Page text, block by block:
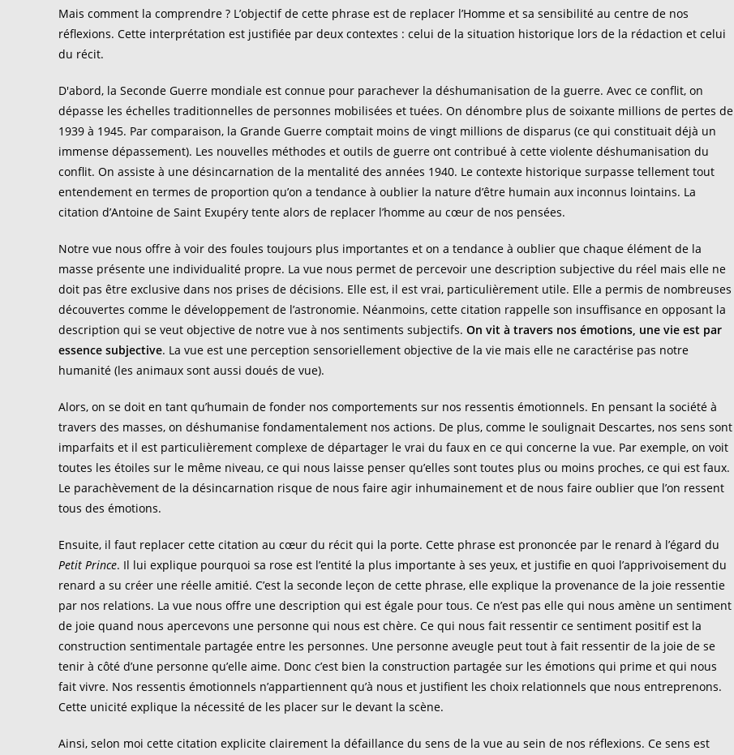
Mais comment la comprendre ? L’objectif de cette phrase est de replacer l’Homme et sa sensibilité au centre de nos
réflexions. Cette interprétation est justifiée par deux contextes : celui de la situation historique lors de la rédaction et celui
du récit.
D'abord, la Seconde Guerre mondiale est connue pour parachever la déshumanisation de la guerre. Avec ce conflit, on
dépasse les échelles traditionnelles de personnes mobilisées et tuées. On dénombre plus de soixante millions de pertes de
1939 à 1945. Par comparaison, la Grande Guerre comptait moins de vingt millions de disparus (ce qui constituait déjà un
immense dépassement). Les nouvelles méthodes et outils de guerre ont contribué à cette violente déshumanisation du
conflit. On assiste à une désincarnation de la mentalité des années 1940. Le contexte historique surpasse tellement tout
entendement en termes de proportion qu’on a tendance à oublier la nature d’être humain aux inconnus lointains. La
citation d’Antoine de Saint Exupéry tente alors de replacer l’homme au cœur de nos pensées.
Notre vue nous offre à voir des foules toujours plus importantes et on a tendance à oublier que chaque élément de la
masse présente une individualité propre. La vue nous permet de percevoir une description subjective du réel mais elle ne
doit pas être exclusive dans nos prises de décisions. Elle est, il est vrai, particulièrement utile. Elle a permis de nombreuses
découvertes comme le développement de l’astronomie. Néanmoins, cette citation rappelle son insuffisance en opposant la
description qui se veut objective de notre vue à nos sentiments subjectifs. On vit à travers nos émotions, une vie est par
essence subjective. La vue est une perception sensoriellement objective de la vie mais elle ne caractérise pas notre
humanité (les animaux sont aussi doués de vue).
Alors, on se doit en tant qu’humain de fonder nos comportements sur nos ressentis émotionnels. En pensant la société à
travers des masses, on déshumanise fondamentalement nos actions. De plus, comme le soulignait Descartes, nos sens sont
imparfaits et il est particulièrement complexe de départager le vrai du faux en ce qui concerne la vue. Par exemple, on voit
toutes les étoiles sur le même niveau, ce qui nous laisse penser qu’elles sont toutes plus ou moins proches, ce qui est faux.
Le parachèvement de la désincarnation risque de nous faire agir inhumainement et de nous faire oublier que l’on ressent
tous des émotions.
Ensuite, il faut replacer cette citation au cœur du récit qui la porte. Cette phrase est prononcée par le renard à l’égard du
Petit Prince. Il lui explique pourquoi sa rose est l’entité la plus importante à ses yeux, et justifie en quoi l’apprivoisement du
renard a su créer une réelle amitié. C’est la seconde leçon de cette phrase, elle explique la provenance de la joie ressentie
par nos relations. La vue nous offre une description qui est égale pour tous. Ce n’est pas elle qui nous amène un sentiment
de joie quand nous apercevons une personne qui nous est chère. Ce qui nous fait ressentir ce sentiment positif est la
construction sentimentale partagée entre les personnes. Une personne aveugle peut tout à fait ressentir de la joie de se
tenir à côté d’une personne qu’elle aime. Donc c’est bien la construction partagée sur les émotions qui prime et qui nous
fait vivre. Nos ressentis émotionnels n’appartiennent qu’à nous et justifient les choix relationnels que nous entreprenons.
Cette unicité explique la nécessité de les placer sur le devant la scène.
Ainsi, selon moi cette citation explicite clairement la défaillance du sens de la vue au sein de nos réflexions. Ce sens est